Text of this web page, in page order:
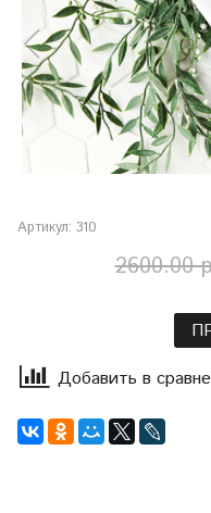
Артикул: 310
2600.00
Добавить в